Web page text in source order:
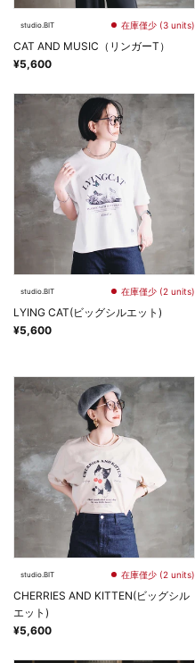
studio.BIT 在庫僅少 (3 units)
CAT AND MUSIC（リンガーT）
¥5,600
studio.BIT 在庫僅少 (2 units)
LYING CAT(ビッグシルエット)
¥5,600
studio.BIT 在庫僅少 (2 units)
CHERRIES AND KITTEN(ビッグシル
エット)
¥5,600